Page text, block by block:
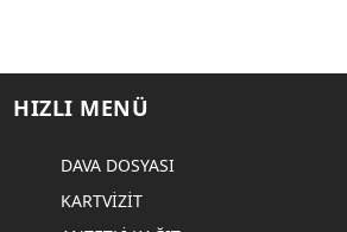
HIZLI MENÜ
DAVA DOSYASI
KARTVİZİT